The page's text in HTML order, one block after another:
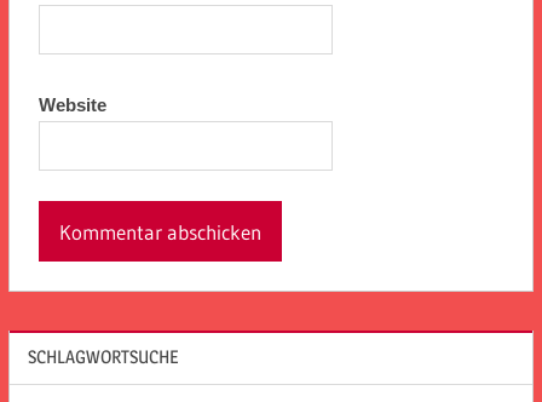
Website
SCHLAGWORTSUCHE